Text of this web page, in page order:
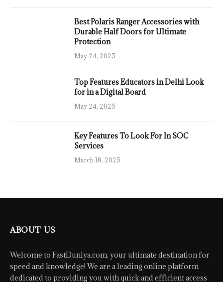
Best Polaris Ranger Accessories with
Durable Half Doors for Ultimate
Protection
May 24, 2025
Top Features Educators in Delhi Look
for in a Digital Board
May 24, 2025
Key Features To Look For In SOC
Services
March 18, 2025
ABOUT US
Welcome to FastDuniya.com, your ultimate destination for
speed and knowledge! We are a leading online platform
dedicated to providing you with quick and efficient access